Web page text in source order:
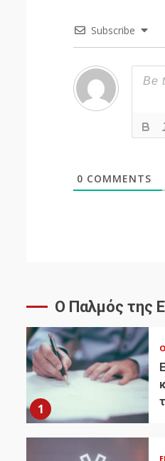
Subscribe
0 COMMENTS
Ο Παλμός της
1